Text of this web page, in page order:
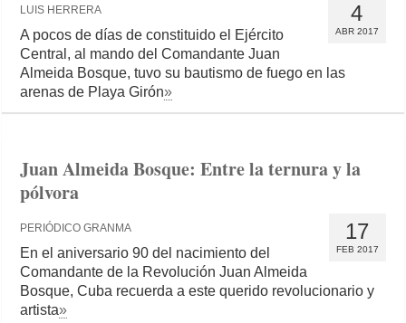
4
ABR 2017
LUIS HERRERA
A pocos de días de constituido el Ejército
Central, al mando del Comandante Juan
Almeida Bosque, tuvo su bautismo de fuego en las
arenas de Playa Girón»
Juan Almeida Bosque: Entre la ternura y la
pólvora
17
FEB 2017
PERIÓDICO GRANMA
En el aniversario 90 del nacimiento del
Comandante de la Revolución Juan Almeida
Bosque, Cuba recuerda a este querido revolucionario y
artista»